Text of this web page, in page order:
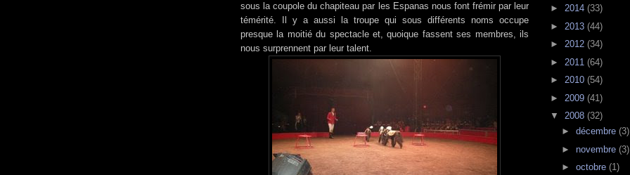
sous la coupole du chapiteau par les Espanas nous font frémir par leur
témérité. Il y a aussi la troupe qui sous différents noms occupe
presque la moitié du spectacle et, quoique fassent ses membres, ils
nous surprennent par leur talent.
► 2014 (33)
► 2013 (44)
► 2012 (34)
► 2011 (64)
► 2010 (54)
► 2009 (41)
▼ 2008 (32)
► décembre (3)
► novembre (3)
► octobre (1)